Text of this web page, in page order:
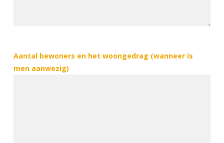
Aantal bewoners en het woongedrag (wanneer is
men aanwezig)